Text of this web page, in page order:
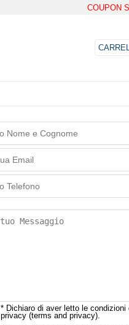
COUPON
* Dichiaro di aver letto le condizioni
privacy (terms and privacy).